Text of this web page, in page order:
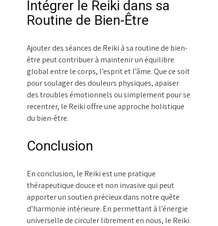
Intégrer le Reiki dans sa
Routine de Bien-Être
Ajouter des séances de Reiki à sa routine de bien-
être peut contribuer à maintenir un équilibre
global entre le corps, l’esprit et l’âme. Que ce soit
pour soulager des douleurs physiques, apaiser
des troubles émotionnels ou simplement pour se
recentrer, le Reiki offre une approche holistique
du bien-être.
Conclusion
En conclusion, le Reiki est une pratique
thérapeutique douce et non invasive qui peut
apporter un soutien précieux dans notre quête
d’harmonie intérieure. En permettant à l’énergie
universelle de circuler librement en nous, le Reiki